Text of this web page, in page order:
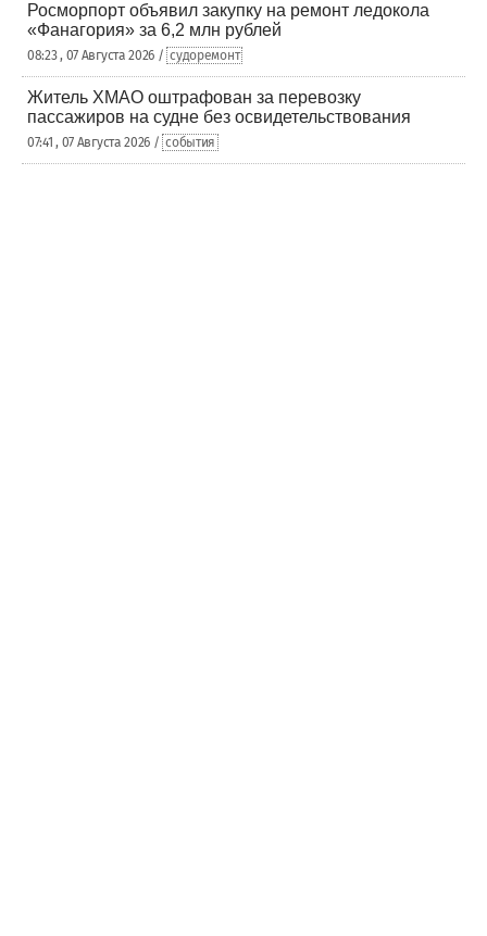
Росморпорт объявил закупку на ремонт ледокола
«Фанагория» за 6,2 млн рублей
08:23 , 07 Августа 2026 / судоремонт
Житель ХМАО оштрафован за перевозку
пассажиров на судне без освидетельствования
07:41 , 07 Августа 2026 / события